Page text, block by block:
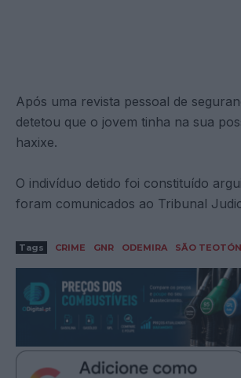
Após uma revista pessoal de
detetou que o jovem tinha na sua
haxixe.
O indivíduo detido foi constituído
foram comunicados ao Tribunal
Tags CRIME GNR ODEMIRA SÃO